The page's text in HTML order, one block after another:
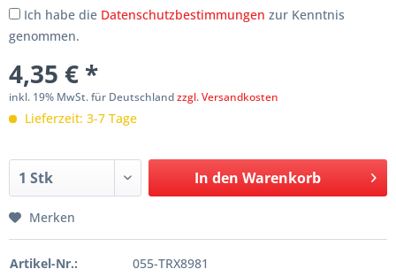
Ich habe die Datenschutzbestimmungen zur Kenntnis
genommen.
4,35 € *
inkl. 19% MwSt. für Deutschlandzzgl. Versandkosten
Lieferzeit: 3-7 Tage
In den Warenkorb
Merken
Artikel-Nr.:
055-TRX8981